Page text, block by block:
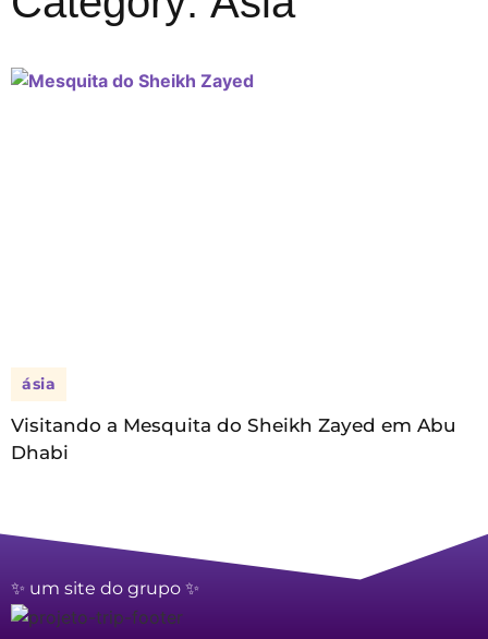
ásia
Visitando a Mesquita do Sheikh Zayed em Abu
Dhabi
✨ um site do grupo ✨